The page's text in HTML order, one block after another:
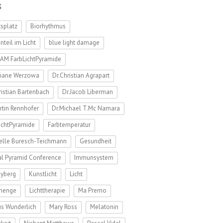
Biorhythmus
im Licht
blue light damage
FarbLichtPyramide
Werzowa
Dr.Christian Agrapart
Bartenbach
Dr.Jacob Liberman
Rennhofer
Dr.Michael T.Mc Namara
Farbtemperatur
Buresch-Teichmann
Gesundheit
Pyramid Conference
Immunsystem
Kunstlicht
Licht
Lichttherapie
Ma Premo
Wunderlich
Mary Ross
Melatonin